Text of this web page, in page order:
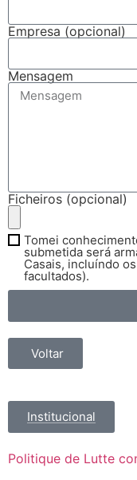
Empresa (opcional)
Mensagem
Ficheiros (opcional)
Tomei
submetida será
Casais, incluíndo
facultados).
Voltar
Institucional
Politique de Lutte